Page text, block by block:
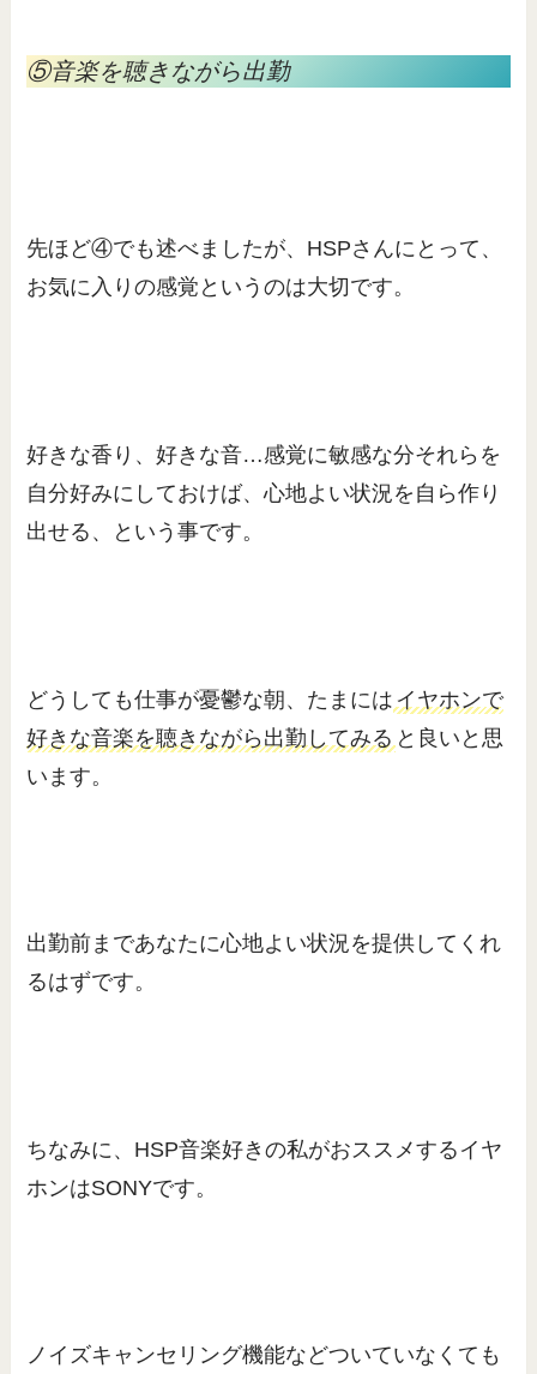
⑤音楽を聴きながら出勤
先ほど④でも述べましたが、HSPさんにとって、
お気に入りの感覚というのは大切です。
好きな香り、好きな音…感覚に敏感な分それらを
自分好みにしておけば、心地よい状況を自ら作り
出せる、という事です。
どうしても仕事が憂鬱な朝、たまには イヤホンで
好きな音楽を聴きながら出勤してみる と良いと思
います。
出勤前まであなたに心地よい状況を提供してくれ
るはずです。
ちなみに、HSP音楽好きの私がおススメするイヤ
ホンはSONYです。
ノイズキャンセリング機能などついていなくても